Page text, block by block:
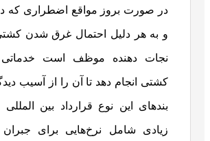
در صورت بروز مواقع اضطراری که
و به هر دلیل احتمال غرق شدن
نجات دهنده موظف است خدماتی
کشتی انجام دهد تا آن را از آسیب
بندهای این نوع قرارداد بین المللی
زیادی شامل نرخ‌هایی برای